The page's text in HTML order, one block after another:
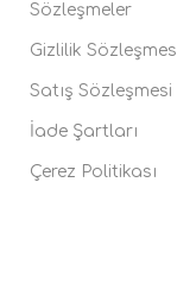
Sözleşmeler
Gizlilik
Satış Sözleşmesi
İade Şartları
Çerez Politikası